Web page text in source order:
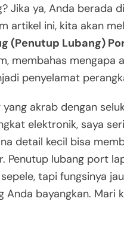
Jika ya, Anda berada
artikel ini, kita akan
(Penutup Lubang)
membahas mengapa
penyelamat
yang akrab dengan
elektronik, saya
detail kecil bisa
Penutup lubang port
tapi fungsinya
Anda bayangkan. Mari